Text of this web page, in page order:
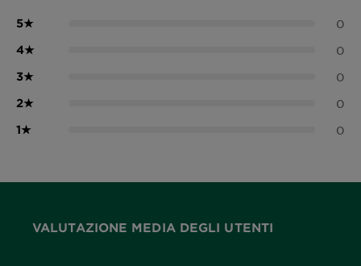
5★ 0
4★ 0
3★ 0
2★ 0
1★ 0
VALUTAZIONE MEDIA DEGLI UTENTI